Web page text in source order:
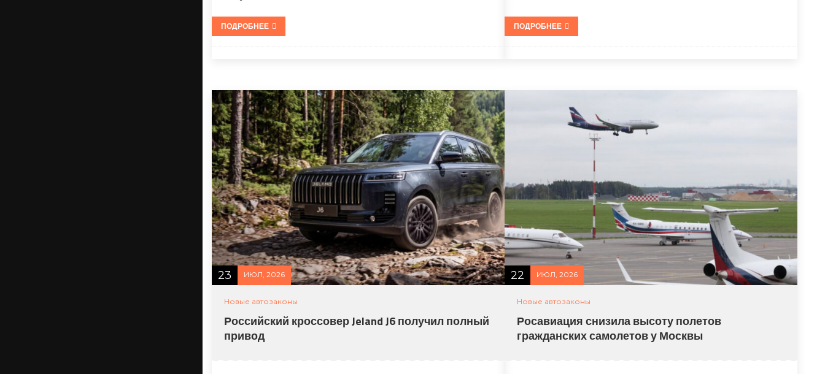
ПОДРОБНЕЕ ПОДРОБНЕЕ
23 ИЮЛ, 2026
Новые автозаконы
Российский кроссовер Jeland J6 получил полный
привод
22 ИЮЛ, 2026
Новые автозаконы
Росавиация снизила высоту полетов
гражданских самолетов у Москвы